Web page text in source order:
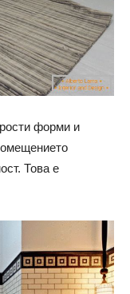
форми и
Това е